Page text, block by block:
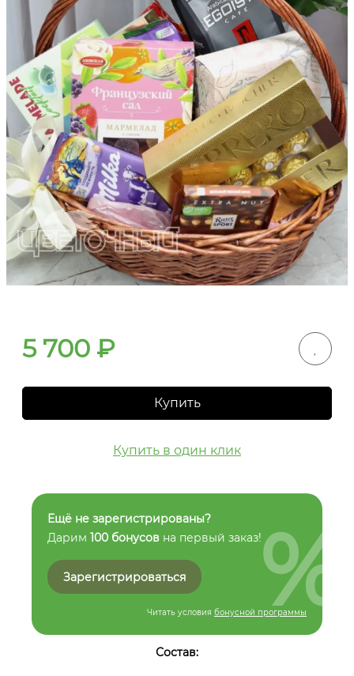
5 700 ₽
Купить
Купить в один клик
Ещё не зарегистрированы?
Дарим 100 бонусов на первый заказ!
Зарегистрироваться
Читать условия бонусной программы
%
Состав: